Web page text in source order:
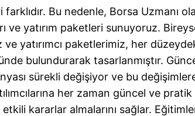
Bu nedenle, Borsa Uzmanı
ve yatırım paketleri sunuyoruz.
yatırımcı paketlerimiz, her
bulundurarak tasarlanmıştır.
sürekli değişiyor ve bu
her zaman güncel ve
etkili kararlar almalarını sağlar.